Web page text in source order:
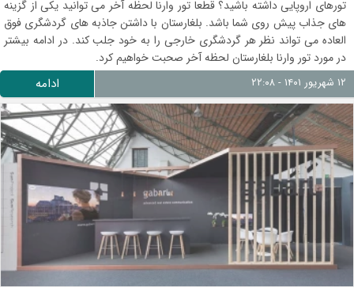
تورهای اروپایی داشته باشید؟ قطعا تور وارنا لحظه آخر می توانید یکی از گزینه
های جذاب پیش روی شما باشد. بلغارستان با داشتن جاذبه های گردشگری فوق
العاده می تواند نظر هر گردشگری خارجی را به خود جلب کند. در ادامه بیشتر
در مورد تور وارنا بلغارستان لحظه آخر صحبت خواهیم کرد.
ادامه